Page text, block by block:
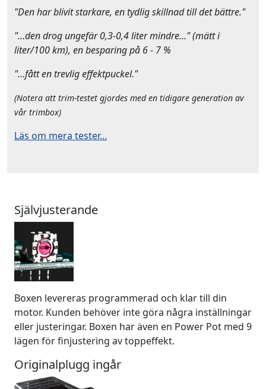
"Den har blivit starkare, en tydlig skillnad till det bättre."
"…den drog ungefär 0,3-0,4 liter mindre…" (mätt i
liter/100 km), en besparing på 6 - 7 %
"…fått en trevlig effektpuckel."
(Notera att trim-testet gjordes med en tidigare generation av
vår trimbox)
Läs om mera tester...
Självjusterande
Boxen levereras programmerad och klar till din
motor. Kunden behöver inte göra några inställningar
eller justeringar. Boxen har även en Power Pot med 9
lägen för finjustering av toppeffekt.
Originalplugg ingår